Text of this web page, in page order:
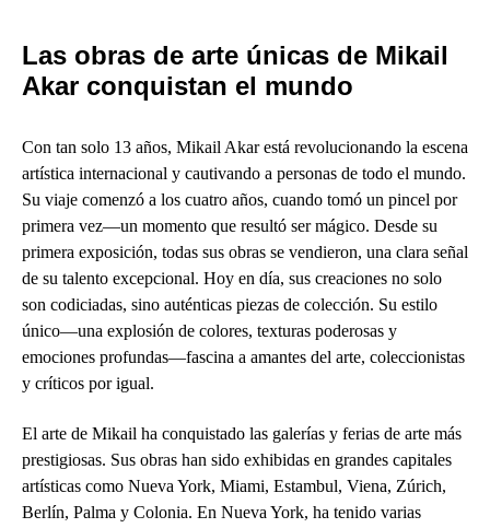
Las obras de arte únicas de Mikail
Akar conquistan el mundo
Con tan solo 13 años, Mikail Akar está revolucionando la escena
artística internacional y cautivando a personas de todo el mundo.
Su viaje comenzó a los cuatro años, cuando tomó un pincel por
primera vez—un momento que resultó ser mágico. Desde su
primera exposición, todas sus obras se vendieron, una clara señal
de su talento excepcional. Hoy en día, sus creaciones no solo
son codiciadas, sino auténticas piezas de colección. Su estilo
único—una explosión de colores, texturas poderosas y
emociones profundas—fascina a amantes del arte, coleccionistas
y críticos por igual.
El arte de Mikail ha conquistado las galerías y ferias de arte más
prestigiosas. Sus obras han sido exhibidas en grandes capitales
artísticas como Nueva York, Miami, Estambul, Viena, Zúrich,
Berlín, Palma y Colonia. En Nueva York, ha tenido varias